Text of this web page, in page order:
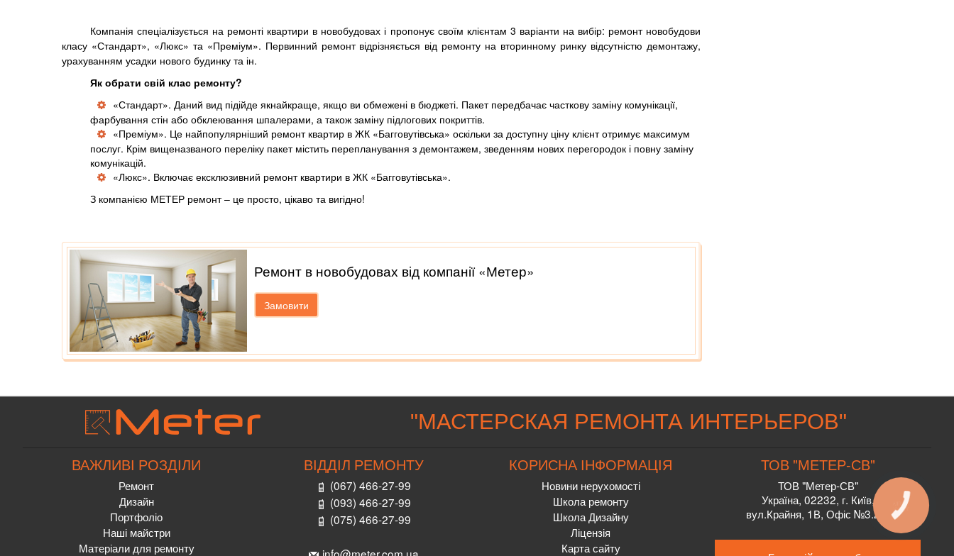
Компанія спеціалізується на ремонті квартири в новобудовах і пропонує своїм клієнтам 3 варіанти на вибір: ремонт новобудови
класу «Стандарт», «Люкс» та «Преміум». Первинний ремонт відрізняється від ремонту на вторинному ринку відсутністю демонтажу,
урахуванням усадки нового будинку та ін.
Як обрати свій клас ремонту?
«Стандарт». Даний вид підійде якнайкраще, якщо ви обмежені в бюджеті. Пакет передбачає часткову заміну комунікації,
фарбування стін або обклеювання шпалерами, а також заміну підлогових покриттів.
«Преміум». Це найпопулярніший ремонт квартир в ЖК «Багговутівська» оскільки за доступну ціну клієнт отримує максимум
послуг. Крім вищеназваного переліку пакет містить перепланування з демонтажем, зведенням нових перегородок і повну заміну
комунікацій.
«Люкс». Включає ексклюзивний ремонт квартири в ЖК «Багговутівська».
З компанією МЕТЕР ремонт – це просто, цікаво та вигідно!
Ремонт в новобудовах від компанії «Метер»
Замовити
"МАСТЕРСКАЯ РЕМОНТА ИНТЕРЬЕРОВ"
ВАЖЛИВІ РОЗДІЛИ
Ремонт
Дизайн
Портфоліо
Наші майстри
Матеріали для ремонту
ВІДДІЛ РЕМОНТУ
(067) 466-27-99
(093) 466-27-99
(075) 466-27-99
КОРИСНА ІНФОРМАЦІЯ
Новини нерухомості
Школа ремонту
Школа Дизайну
Ліцензія
Карта сайту
ТОВ "МЕТЕР-СВ"
ТОВ "Метер-СВ"
Україна, 02232, г. Київ,
вул.Крайня, 1В, Офіс №3.2.2